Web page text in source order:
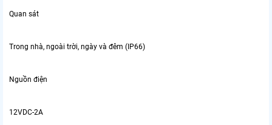
Quan sát
Trong nhà, ngoài trời, ngày và đêm (IP66)
Nguồn điện
12VDC-2A